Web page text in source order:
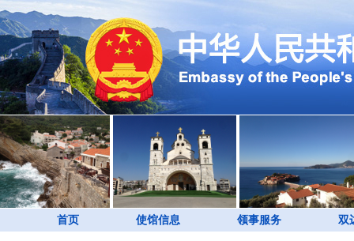
首页 使馆信息 领事服务 双